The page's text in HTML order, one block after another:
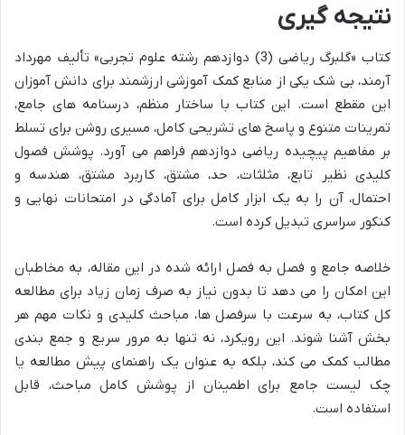
نتیجه گیری
کتاب «گلبرگ ریاضی (3) دوازدهم رشته علوم تجربی» تألیف مهرداد
آرمند، بی شک یکی از منابع کمک آموزشی ارزشمند برای دانش آموزان
این مقطع است. این کتاب با ساختار منظم، درسنامه های جامع،
تمرینات متنوع و پاسخ های تشریحی کامل، مسیری روشن برای تسلط
بر مفاهیم پیچیده ریاضی دوازدهم فراهم می آورد. پوشش فصول
کلیدی نظیر تابع، مثلثات، حد، مشتق، کاربرد مشتق، هندسه و
احتمال، آن را به یک ابزار کامل برای آمادگی در امتحانات نهایی و
کنکور سراسری تبدیل کرده است.
خلاصه جامع و فصل به فصل ارائه شده در این مقاله، به مخاطبان
این امکان را می دهد تا بدون نیاز به صرف زمان زیاد برای مطالعه
کل کتاب، به سرعت با سرفصل ها، مباحث کلیدی و نکات مهم هر
بخش آشنا شوند. این رویکرد، نه تنها به مرور سریع و جمع بندی
مطالب کمک می کند، بلکه به عنوان یک راهنمای پیش مطالعه یا
چک لیست جامع برای اطمینان از پوشش کامل مباحث، قابل
استفاده است.